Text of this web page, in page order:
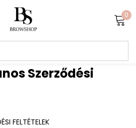
0
Szerződési
FELTÉTELEK
Sign in
Elfelejtett jelszó?